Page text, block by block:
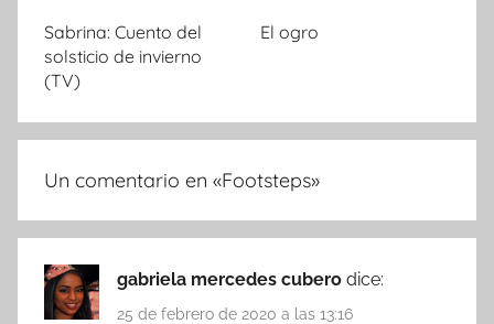
Sabrina: Cuento del
solsticio de invierno
(TV)
El ogro
Un comentario en «Footsteps»
gabriela mercedes cubero dice:
25 de febrero de 2020 a las 13:16